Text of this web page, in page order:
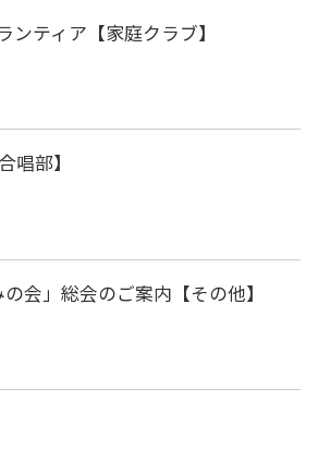
ンティア【家庭クラブ】
唱部】
会」総会のご案内【その他】